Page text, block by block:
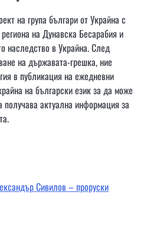
на група българи от Украйна с
на Дунавска Бесарабия и
наследство в Украйна. След
на държавата-грешка, ние
в публикация на ежедневни
на български език за да може
получава актуална информация за
Сивилов – проруски